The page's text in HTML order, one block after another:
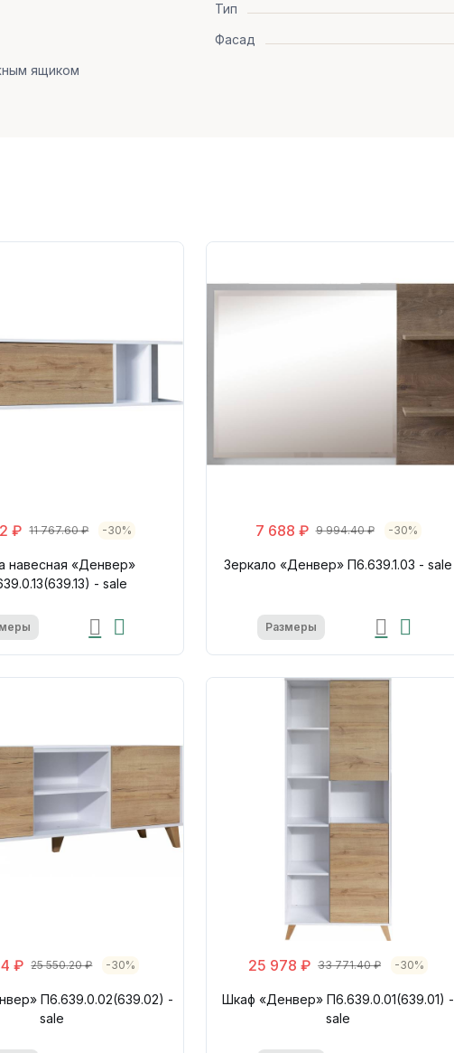
ящиком
Тип
Фасад
₽ 11 767.60 ₽ -30%
навесная «Денвер»
- sale
7 688 ₽ 9 994.40 ₽ -30%
Зеркало «Денвер» П6.639.1.03 - sale
Размеры
₽ 25 550.20 ₽ -30%
П6.639.0.02(639.02) -
sale
25 978 ₽ 33 771.40 ₽ -30%
Шкаф «Денвер» П6.639.0.01(639.01) -
sale